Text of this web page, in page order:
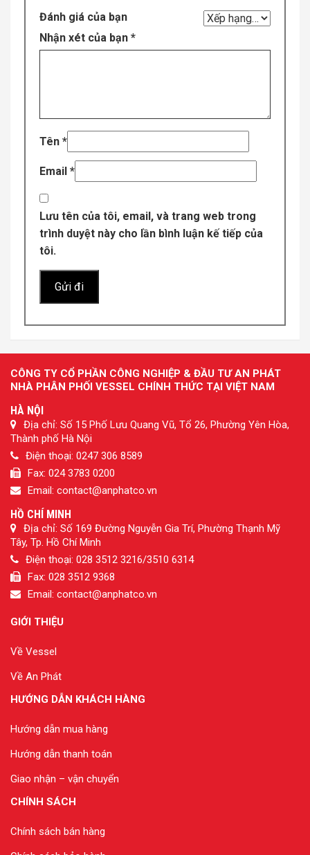
Đánh giá của bạn
Nhận xét của bạn *
Tên *
Email *
Lưu tên của tôi, email, và trang web trong
trình duyệt này cho lần bình luận kế tiếp của
tôi.
CÔNG TY CỔ PHẦN CÔNG NGHIỆP & ĐẦU TƯ AN PHÁT
NHÀ PHÂN PHỐI VESSEL CHÍNH THỨC TẠI VIỆT NAM
HÀ NỘI
Địa chỉ: Số 15 Phố Lưu Quang Vũ, Tổ 26, Phường Yên Hòa,
Thành phố Hà Nội
Điện thoại: 0247 306 8589
Fax: 024 3783 0200
Email: contact@anphatco.vn
HỒ CHÍ MINH
Địa chỉ: Số 169 Đường Nguyễn Gia Trí, Phường Thạnh Mỹ
Tây, Tp. Hồ Chí Minh
Điện thoại: 028 3512 3216/3510 6314
Fax: 028 3512 9368
Email: contact@anphatco.vn
GIỚI THIỆU
Về Vessel
Về An Phát
HƯỚNG DẪN KHÁCH HÀNG
Hướng dẫn mua hàng
Hướng dẫn thanh toán
Giao nhận – vận chuyển
CHÍNH SÁCH
Chính sách bán hàng